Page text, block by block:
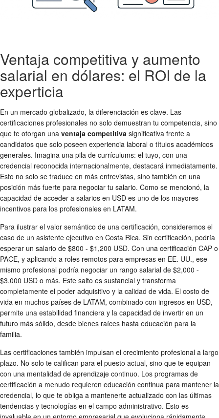
Ventaja competitiva y aumento
salarial en dólares: el ROI de la
experticia
En un mercado globalizado, la diferenciación es clave. Las
certificaciones profesionales no solo demuestran tu competencia, sino
que te otorgan una ventaja competitiva significativa frente a
candidatos que solo poseen experiencia laboral o títulos académicos
generales. Imagina una pila de currículums: el tuyo, con una
credencial reconocida internacionalmente, destacará inmediatamente.
Esto no solo se traduce en más entrevistas, sino también en una
posición más fuerte para negociar tu salario. Como se mencionó, la
capacidad de acceder a salarios en USD es uno de los mayores
incentivos para los profesionales en LATAM.
Para ilustrar el valor semántico de una certificación, consideremos el
caso de un asistente ejecutivo en Costa Rica. Sin certificación, podría
esperar un salario de $800 - $1,200 USD. Con una certificación CAP o
PACE, y aplicando a roles remotos para empresas en EE. UU., ese
mismo profesional podría negociar un rango salarial de $2,000 -
$3,000 USD o más. Este salto es sustancial y transforma
completamente el poder adquisitivo y la calidad de vida. El costo de
vida en muchos países de LATAM, combinado con ingresos en USD,
permite una estabilidad financiera y la capacidad de invertir en un
futuro más sólido, desde bienes raíces hasta educación para la
familia.
Las certificaciones también impulsan el crecimiento profesional a largo
plazo. No solo te califican para el puesto actual, sino que te equipan
con una mentalidad de aprendizaje continuo. Los programas de
certificación a menudo requieren educación continua para mantener la
credencial, lo que te obliga a mantenerte actualizado con las últimas
tendencias y tecnologías en el campo administrativo. Esto es